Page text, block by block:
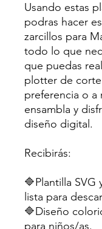
Usando estas
podras hacer
zarcillos para
todo lo que
que puedas
plotter de
preferencia o a
ensambla y
diseño digital.
Recibirás:
🔷Plantilla SVG
lista para
🔷Diseño
para niños/as.